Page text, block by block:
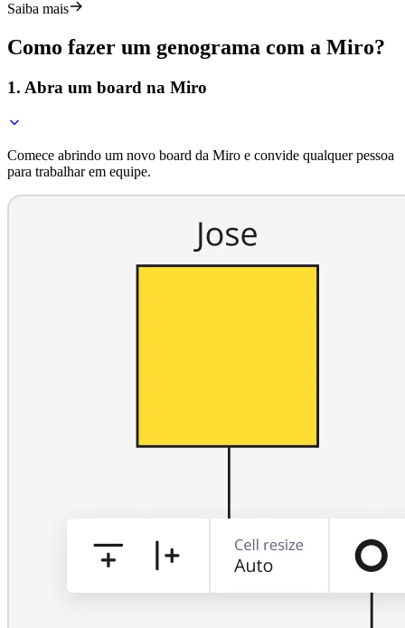
Saiba mais
Como fazer um genograma com a Miro?
1. Abra um board na Miro
Comece abrindo um novo board da Miro e convide qualquer pessoa
para trabalhar em equipe.